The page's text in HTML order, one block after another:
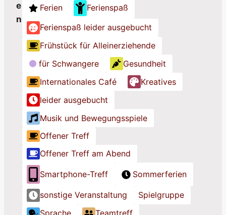
e
n e
o
h
e
T
i
t
e
l
e
o
h
e
T
i
t
e
l
i
o
h
e
T
e
l
Ferien
Ferienspaß
Ferienspaß leider ausgebucht
Frühstück für Alleinerziehende
für Schwangere
Gesundheit
Internationales Café
Kreatives
leider ausgebucht
Musik und Bewegungsspiele
Offener Treff
Offener Treff am Abend
Smartphone-Treff Sommerferien
sonstige Veranstaltung
Spielgruppe
Sprache
Teamtreff